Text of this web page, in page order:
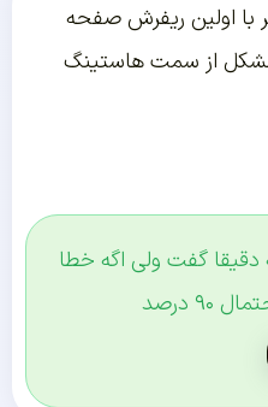
با اولین ریفرش صفحه
مشکل از سمت هاستینگ
گفت ولی اگه خطا